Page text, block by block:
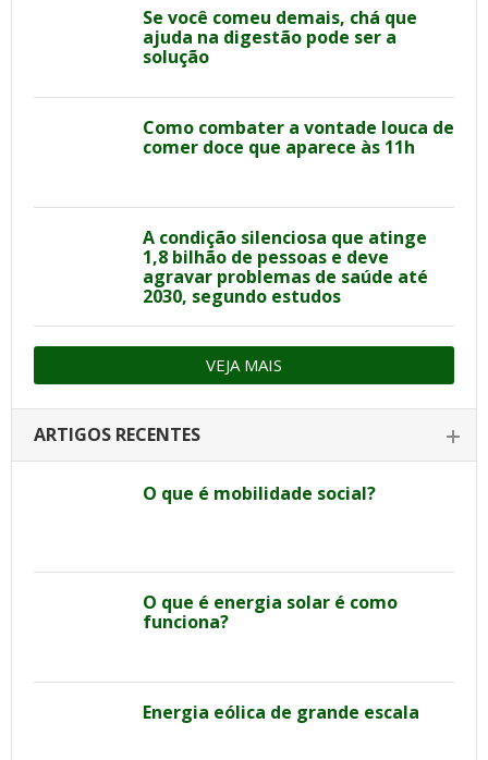
Se você comeu demais, chá que
ajuda na digestão pode ser a
solução
Como combater a vontade louca de
comer doce que aparece às 11h
A condição silenciosa que atinge
1,8 bilhão de pessoas e deve
agravar problemas de saúde até
2030, segundo estudos
VEJA MAIS
ARTIGOS RECENTES
O que é mobilidade social?
O que é energia solar é como
funciona?
Energia eólica de grande escala